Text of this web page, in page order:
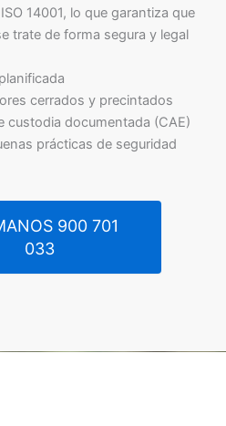
14001, lo que garantiza que
trate de forma segura y legal
cerrados y precintados
custodia documentada (CAE)
prácticas de seguridad
900 701
033